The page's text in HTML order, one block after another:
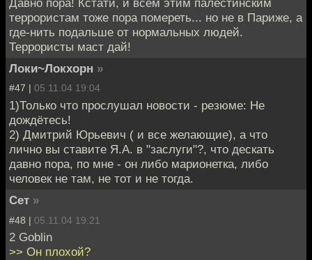
Давно пора! Кстати, и всем этим палестинским
террористам тоже пора помереть... но не в Париже, а
где-нить подальше от нормальных людей.
Террористы маст дай!
Локи~Локхорн »
#47 | 05.11.04 19:04
1)Только что прослушал новости - резюме: Не
дождётесь!
2) Дмитрий Юрьевич ( и все желающие), а что
лично вы ставите Я.А. в "заслуги"?, что дескать
давно пора, по мне - он либо марионетка, либо
человек не там, не тот и не тогда.
Сет »
#48 | 05.11.04 19:21
2 Goblin
>> Он плохой?